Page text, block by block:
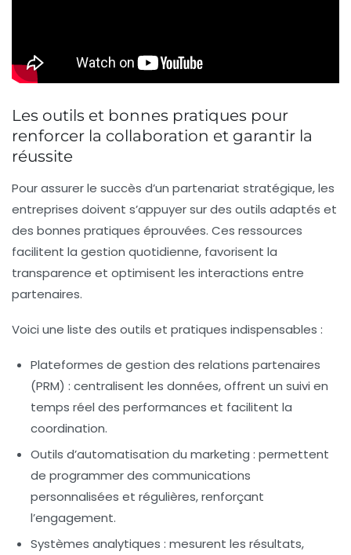
Les outils et bonnes pratiques pour
renforcer la collaboration et garantir la
réussite
Pour assurer le succès d’un partenariat stratégique, les
entreprises doivent s’appuyer sur des outils adaptés et
des bonnes pratiques éprouvées. Ces ressources
facilitent la gestion quotidienne, favorisent la
transparence et optimisent les interactions entre
partenaires.
Voici une liste des outils et pratiques indispensables :
Plateformes de gestion des relations partenaires
(PRM) : centralisent les données, offrent un suivi en
temps réel des performances et facilitent la
coordination.
Outils d’automatisation du marketing : permettent
de programmer des communications
personnalisées et régulières, renforçant
l’engagement.
Systèmes analytiques : mesurent les résultats,